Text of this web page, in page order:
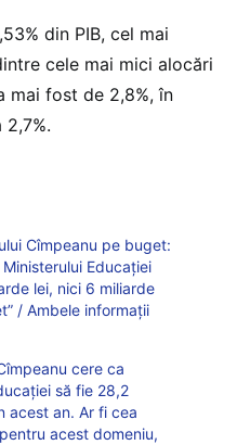
din PIB, cel mai
cele mai mici alocări
mai fost de 2,8%, în
Cîmpeanu pe buget:
Educației
lei, nici 6 miliarde
/ Ambele informații
cere ca
să fie 28,2
acest an. Ar fi cea
acest domeniu,